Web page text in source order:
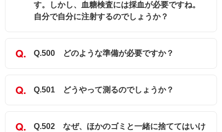
す。しかし、血糖検査には採血が必要ですね。
自分で自分に注射するのでしょうか？
Q.500 どのような準備が必要ですか？
Q.501 どうやって測るのでしょうか？
Q.502 なぜ、ほかのゴミと一緒に捨ててはいけ